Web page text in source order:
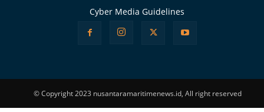
Cyber Media Guidelines
© Copyright 2023 nusantaramaritimenews.id, All right reserved